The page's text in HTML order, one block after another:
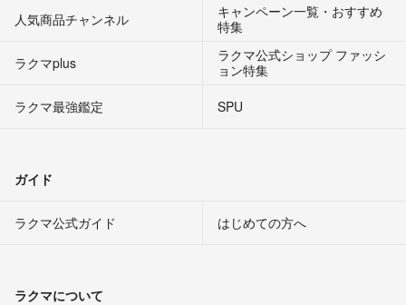
人気商品チャンネル
キャンペーン一覧・おすすめ
特集
ラクマplus
ラクマ公式ショップ ファッシ
ョン特集
ラクマ最強鑑定
SPU
ガイド
ラクマ公式ガイド はじめての方へ
ラクマについて